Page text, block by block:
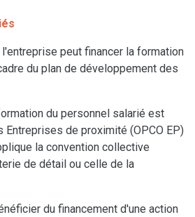
l'entreprise peut financer la formation
du plan de développement des
du personnel salarié est
Entreprises de proximité (OPCO EP)
la convention collective
de détail ou celle de la
du financement d'une action